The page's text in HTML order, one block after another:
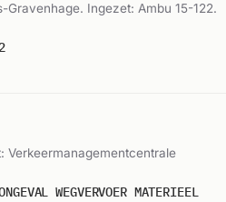
Ingezet: Ambu 15-122.
Verkeermanagementcentrale
WEGVERVOER MATERIEEL